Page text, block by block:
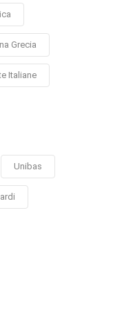
Grecia
Italiane
Unibas